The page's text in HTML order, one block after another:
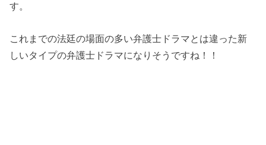
す。
これまでの法廷の場面の多い弁護士ドラマとは違った新
しいタイプの弁護士ドラマになりそうですね！！